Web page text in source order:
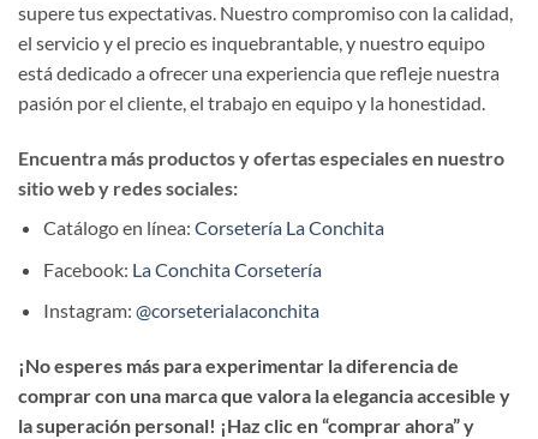
supere tus expectativas. Nuestro compromiso con la calidad,
el servicio y el precio es inquebrantable, y nuestro equipo
está dedicado a ofrecer una experiencia que refleje nuestra
pasión por el cliente, el trabajo en equipo y la honestidad.
Encuentra más productos y ofertas especiales en nuestro
sitio web y redes sociales:
Catálogo en línea: Corsetería La Conchita
Facebook: La Conchita Corsetería
Instagram: @corseterialaconchita
¡No esperes más para experimentar la diferencia de
comprar con una marca que valora la elegancia accesible y
la superación personal! ¡Haz clic en “comprar ahora” y